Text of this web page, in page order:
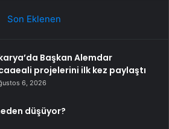
Son Eklenen
Başkan Alemdar
projelerini ilk kez paylaştı
6, 2026
düşüyor?